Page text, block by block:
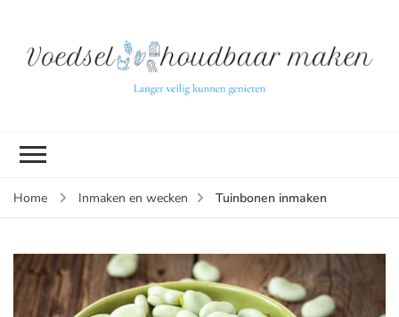
Home Inmaken en wecken Tuinbonen inmaken